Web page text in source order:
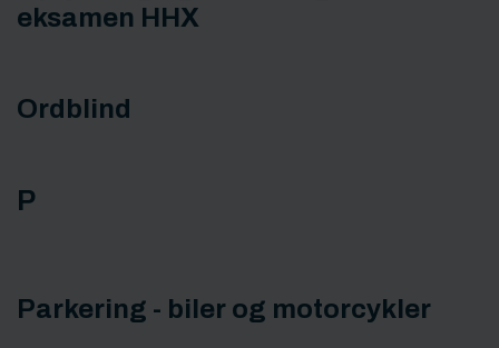
eksamen HHX
Ordblind
P
Parkering - biler og motorcykler